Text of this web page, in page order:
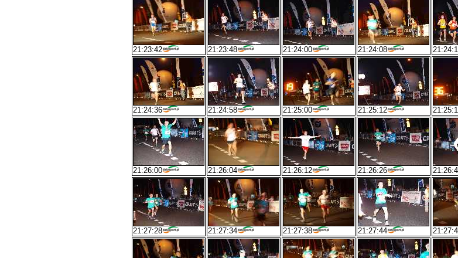
21:23:42 21:23:48 21:24:00 21:24:08
21:24:36 21:24:58 21:25:00 21:25:12
21:26:00 21:26:04 21:26:12 21:26:26
21:27:28 21:27:34 21:27:38 21:27:44